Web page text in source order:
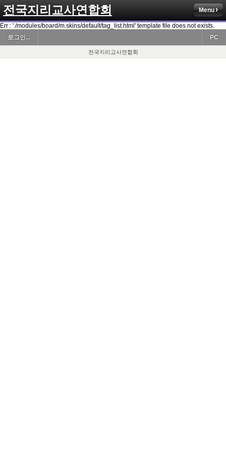
전국지리교사연합회 Menu
Err : './modules/board/m.skins/default/tag_list.html' template file does not exists.
로그인...
PC
전국지리교사연합회